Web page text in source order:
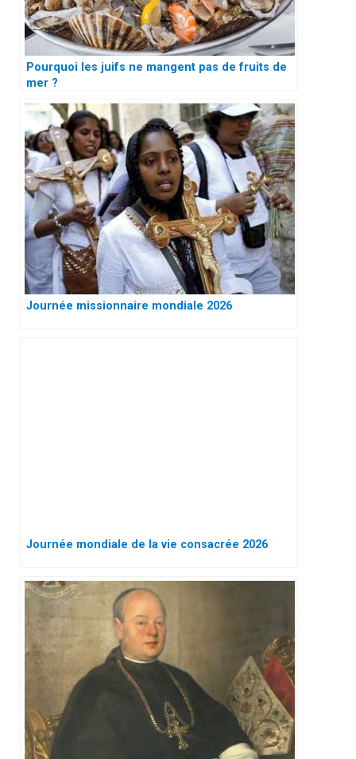
Pourquoi les juifs ne mangent pas de fruits de
mer ?
Journée missionnaire mondiale 2026
Journée mondiale de la vie consacrée 2026